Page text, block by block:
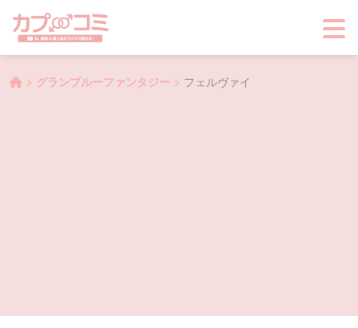
> グランブルーファンタジー > フェルヴァイ